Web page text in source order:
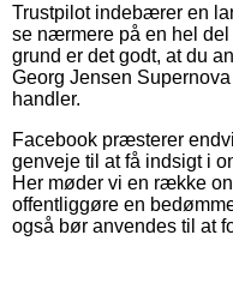
Trustpilot indebærer en
se nærmere på en hel
grund er det godt, at du
Georg Jensen
handler.
Facebook præsterer
genveje til at få indsigt i
Her møder vi en række
offentliggøre en
også bør anvendes til at